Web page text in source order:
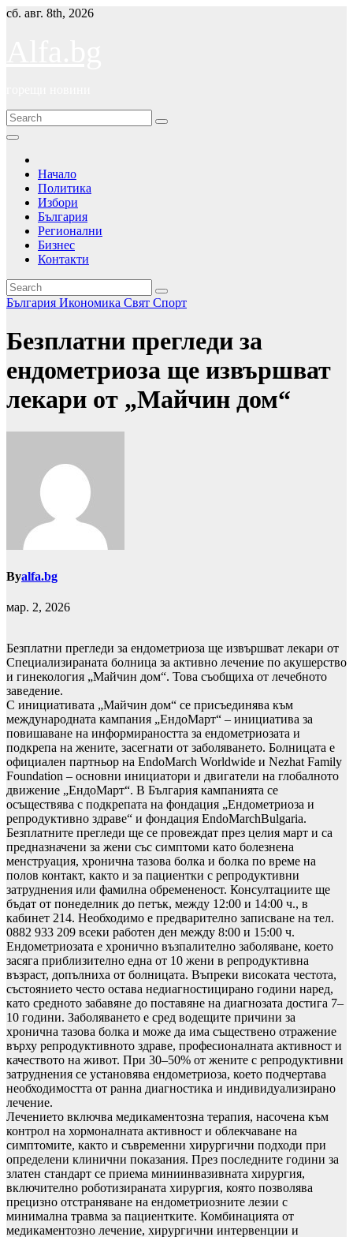
Skip
сб. авг. 8th, 2026
Начало
Политика
Избори
България
Регионални
Бизнес
Контакти
България Икономика Свят Спорт
Безплатни прегледи за
ендометриоза ще извършват
лекари от „Майчин дом“
Byalfa.bg
мар. 2, 2026
Безплатни прегледи за ендометриоза ще извършват лекари от
Специализираната болница за активно лечение по акушерство
и гинекология „Майчин дом“. Това съобщиха от лечебното
заведение.
С инициативата „Майчин дом“ се присъединява към
международната кампания „ЕндоМарт“ – инициатива за
повишаване на информираността за ендометриозата и
подкрепа на жените, засегнати от заболяването. Болницата е
официален партньор на EndoMarch Worldwide и Nezhat Family
Foundation – основни инициатори и двигатели на глобалното
движение „ЕндоМарт“. В България кампанията се
осъществява с подкрепата на фондация „Ендометриоза и
репродуктивно здраве“ и фондация EndoMarchBulgaria.
Безплатните прегледи ще се провеждат през целия март и са
предназначени за жени със симптоми като болезнена
менструация, хронична тазова болка и болка по време на
полов контакт, както и за пациентки с репродуктивни
затруднения или фамилна обремененост. Консултациите ще
бъдат от понеделник до петък, между 12:00 и 14:00 ч., в
кабинет 214. Необходимо е предварително записване на тел.
0882 933 209 всеки работен ден между 8:00 и 15:00 ч.
Ендометриозата е хронично възпалително заболяване, което
засяга приблизително една от 10 жени в репродуктивна
възраст, допълниха от болницата. Въпреки високата честота,
състоянието често остава недиагностицирано години наред,
като средното забавяне до поставяне на диагнозата достига 7–
10 години. Заболяването е сред водещите причини за
хронична тазова болка и може да има съществено отражение
върху репродуктивното здраве, професионалната активност и
качеството на живот. При 30–50% от жените с репродуктивни
затруднения се установява ендометриоза, което подчертава
необходимостта от ранна диагностика и индивидуализирано
лечение.
Лечението включва медикаментозна терапия, насочена към
контрол на хормоналната активност и облекчаване на
симптомите, както и съвременни хирургични подходи при
определени клинични показания. През последните години за
златен стандарт се приема миниинвазивната хирургия,
включително роботизираната хирургия, която позволява
прецизно отстраняване на ендометриозните лезии с
минимална травма за пациентките. Комбинацията от
медикаментозно лечение, хирургични интервенции и